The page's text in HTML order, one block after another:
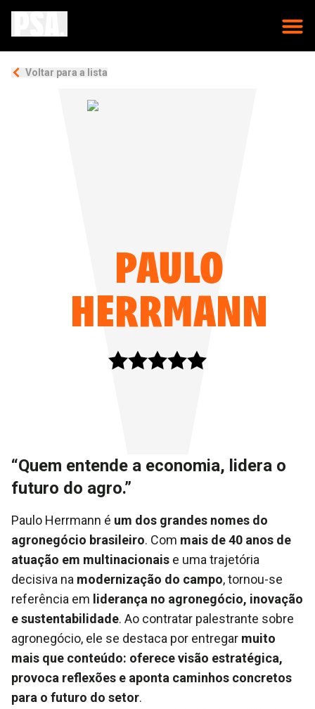
Voltar para a lista
PAULO
HERRMANN
“Quem entende a economia, lidera o
futuro do agro.”
Paulo Herrmann é um dos grandes nomes do
agronegócio brasileiro. Com mais de 40 anos de
atuação em multinacionais e uma trajetória
decisiva na modernização do campo, tornou-se
referência em liderança no agronegócio, inovação
e sustentabilidade. Ao contratar palestrante sobre
agronegócio, ele se destaca por entregar muito
mais que conteúdo: oferece visão estratégica,
provoca reflexões e aponta caminhos concretos
para o futuro do setor.